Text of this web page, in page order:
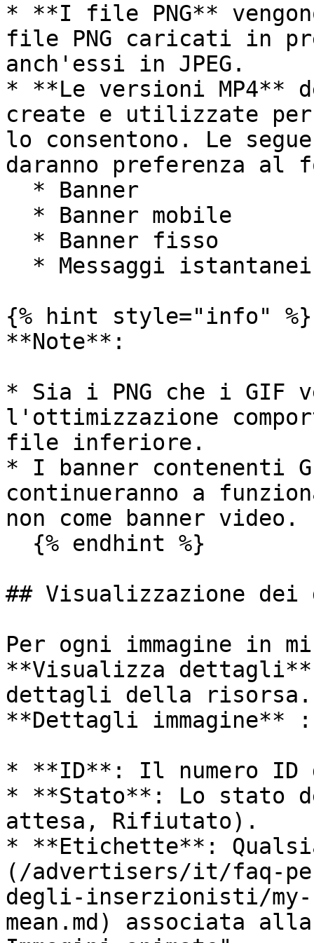
* **I file PNG**
file PNG caricati in
anch'essi in JPEG.
* **Le versioni MP4**
create e utilizzate
lo consentono. Le
daranno preferenza al
{% hint style="info" %}
**Note**:
* Sia i PNG che i GIF
l'ottimizzazione
file inferiore.
* I banner contenenti
continueranno a
non come banner video.
## Visualizzazione
Per ogni immagine
**Visualizza
dettagli della risorsa.
**Dettagli immagine** :
* **ID**: Il numero
* **Stato**: Lo stato
attesa, Rifiutato).
* **Etichette**:
(/advertisers/it/faq-
degli-inserzionisti/my-
mean.md) associata